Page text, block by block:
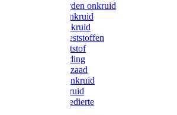
Protect Garden onkruid
Diversen onkruid
Solabiol onkruid
Solabiol meststoffen
Pokon meststof
Pokon voeding
Pokon graszaad
Roundup onkruid
Pokon onkruid
Pokon ongedierte